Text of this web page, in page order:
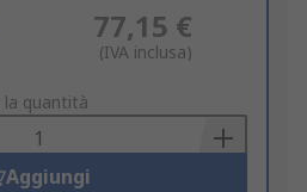
77,15 €
(IVA inclusa)
la quantità
Aggiungi